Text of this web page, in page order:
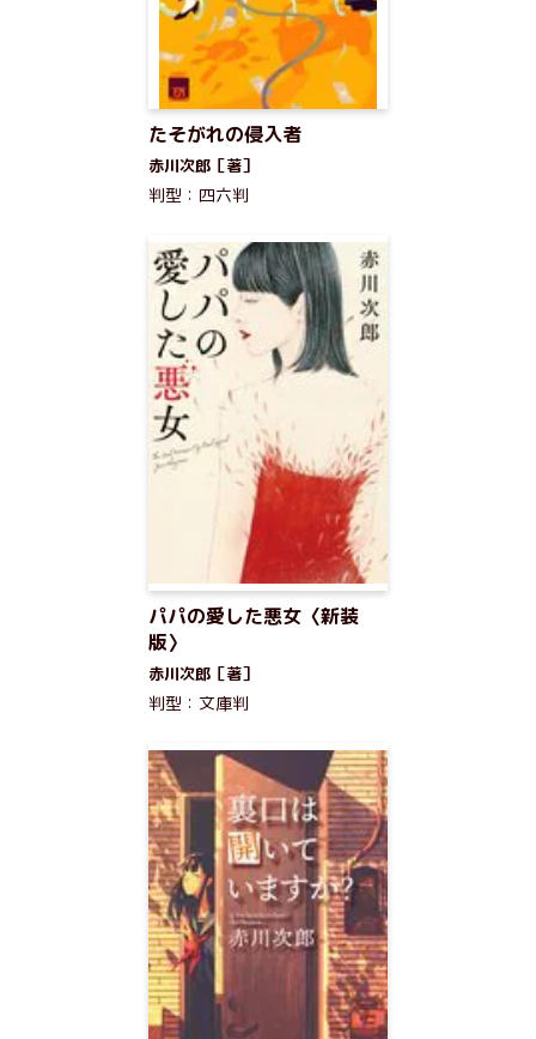
たそがれの侵入者
赤川次郎［著］
判型：四六判
パパの愛した悪女〈新装
版〉
赤川次郎［著］
判型：文庫判